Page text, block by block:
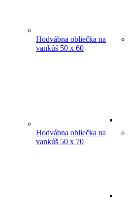
Hodvábna obliečka na
vankúš 50 x 60
Hodvábna obliečka na
vankúš 50 x 70